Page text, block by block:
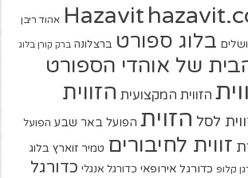
Hazavit אהוד ריבן
בלוג ספורט ברצלונה ברק קורן בלוג
של אוהדי הספורט
הזווית המקצועית הזווית
לסל הזוית הפועל באר שבע הפועל
זווית לחיבורים טמיר זוארץ בלוג
קלופ כדורגל אירופאי כדורגל אנגלי כדורגל